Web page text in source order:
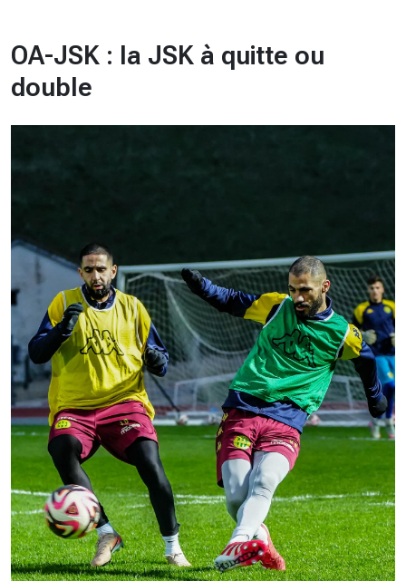
OA-JSK : la JSK à quitte ou
double